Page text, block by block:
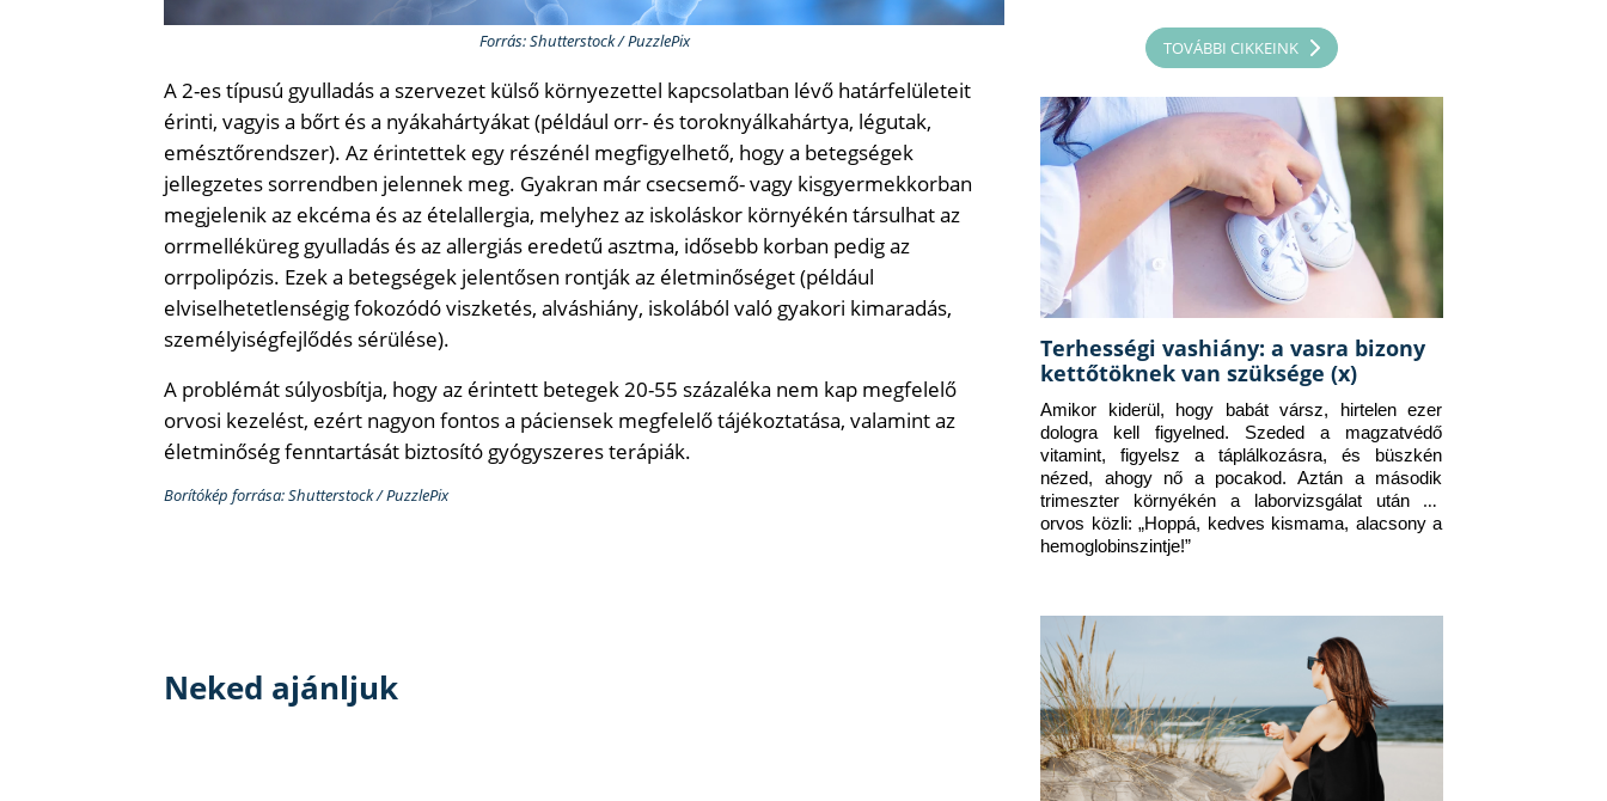
Forrás: Shutterstock / PuzzlePix
A 2-es típusú gyulladás a szervezet külső környezettel kapcsolatban lévő határfelületeit
érinti, vagyis a bőrt és a nyákahártyákat (például orr- és toroknyálkahártya, légutak,
emésztőrendszer). Az érintettek egy részénél megfigyelhető, hogy a betegségek
jellegzetes sorrendben jelennek meg. Gyakran már csecsemő- vagy kisgyermekkorban
megjelenik az ekcéma és az ételallergia, melyhez az iskoláskor környékén társulhat az
orrmelléküreg gyulladás és az allergiás eredetű asztma, idősebb korban pedig az
orrpolipózis. Ezek a betegségek jelentősen rontják az életminőséget (például
elviselhetetlenségig fokozódó viszketés, alváshiány, iskolából való gyakori kimaradás,
személyiségfejlődés sérülése).
A problémát súlyosbítja, hogy az érintett betegek 20-55 százaléka nem kap megfelelő
orvosi kezelést, ezért nagyon fontos a páciensek megfelelő tájékoztatása, valamint az
életminőség fenntartását biztosító gyógyszeres terápiák.
Borítókép forrása: Shutterstock / PuzzlePix
Neked ajánljuk
TOVÁBBI CIKKEINK
Terhességi vashiány: a vasra bizony
kettőtöknek van szüksége (x)
Amikor kiderül, hogy babát vársz, hirtelen ezer
dologra kell figyelned. Szeded a magzatvédő
vitamint, figyelsz a táplálkozásra, és büszkén
nézed, ahogy nő a pocakod. Aztán a második
trimeszter környékén a laborvizsgálat után az
orvos közli: „Hoppá, kedves kismama, alacsony a
hemoglobinszintje!”